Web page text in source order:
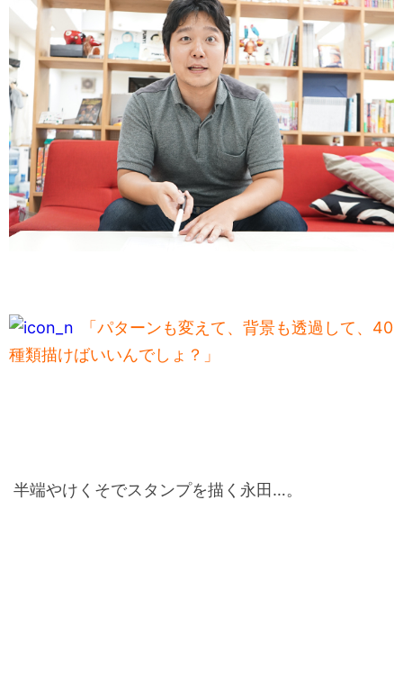
「パターンも変えて、背景も透過して、40
種類描けばいいんでしょ？」
半端やけくそでスタンプを描く永田…。